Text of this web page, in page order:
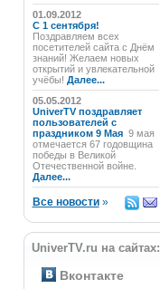
01.09.2012
C 1 сентября!
Поздравляем всех
посетителей сайта с Днём
знаний! Желаем новых
открытий и увлекательной
учёбы! Далее...
05.05.2012
UniverTV поздравляет
пользователей с
праздником 9 Мая 9 мая
отмечается 67 годовщина
победы в Великой
Отечественной войне.
Далее...
Все новости»
UniverTV.ru на сайтах:
Вконтакте